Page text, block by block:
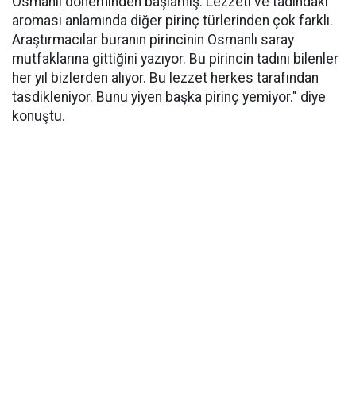
aroması anlamında diğer pirinç türlerinden çok farklı.
Araştırmacılar buranın pirincinin Osmanlı saray
mutfaklarına gittiğini yazıyor. Bu pirincin tadını bilenler
her yıl bizlerden alıyor. Bu lezzet herkes tarafından
tasdikleniyor. Bunu yiyen başka pirinç yemiyor." diye
konuştu.